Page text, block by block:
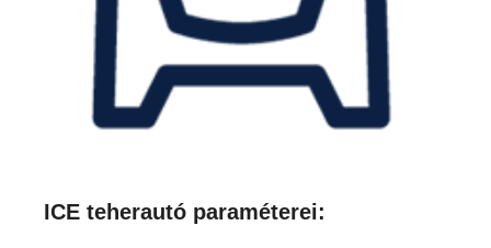
ICE teherautó paraméterei: